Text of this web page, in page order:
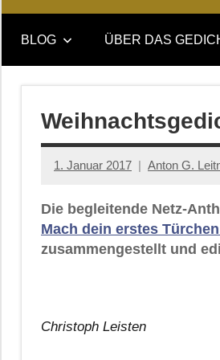
DAS
GEDICHT
blog
DAS
GEDICHT.
Zeitschrift
BLOG ÜBER DAS
1. Januar 2017 Anton G.
Die begleitende Netz-
Mach dein erstes
zusammengestellt und
Christoph Leisten